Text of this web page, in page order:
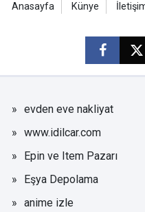
Anasayfa Künye
evden eve nakliyat
www.idilcar.com
Epin ve Item Pazarı
Eşya Depolama
anime izle